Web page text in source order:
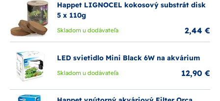
Happet LIGNOCEL kokosový substrát disk
5 x 110g
Skladom u dodávateľa 2,44 €
LED svietidlo Mini Black 6W na akvárium
Skladom u dodávateľa 12,90 €